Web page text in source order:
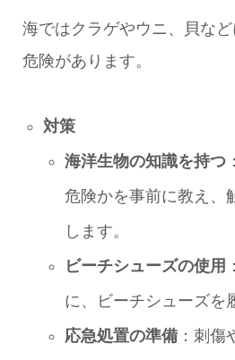
海ではクラゲやウニ、貝な
危険があります。
対策
海洋生物の知識を持つ
危険かを事前に教え、
します。
ビーチシューズの使用
に、ビーチシューズを
応急処置の準備：刺傷